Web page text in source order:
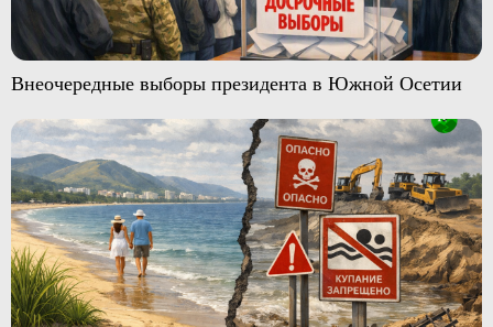
Внеочередные выборы президента в Южной Осетии